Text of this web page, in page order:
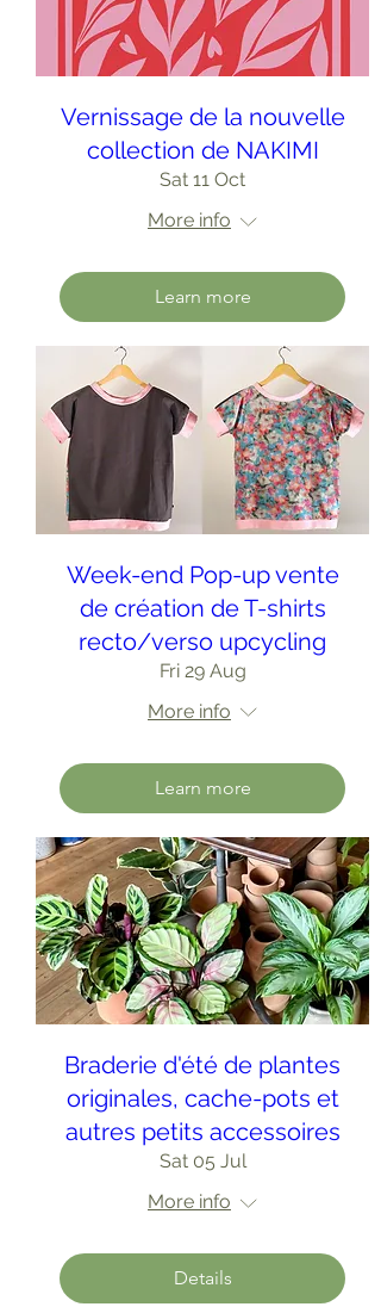
Vernissage de la nouvelle
collection de NAKIMI
Sat 11 Oct
More info
Learn more
Week-end Pop-up vente
de création de T-shirts
recto/verso upcycling
Fri 29 Aug
More info
Learn more
Braderie d'été de plantes
originales, cache-pots et
autres petits accessoires
Sat 05 Jul
More info
Details